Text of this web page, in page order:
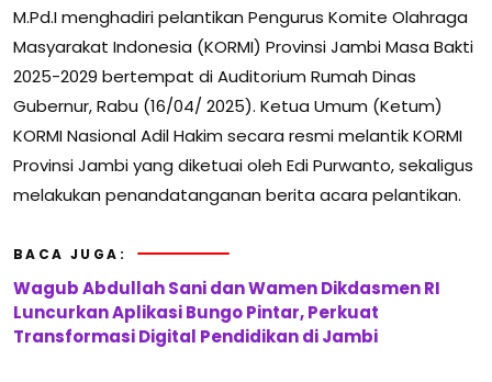
M.Pd.I menghadiri pelantikan Pengurus Komite Olahraga
Masyarakat Indonesia (KORMI) Provinsi Jambi Masa Bakti
2025-2029 bertempat di Auditorium Rumah Dinas
Gubernur, Rabu (16/04/ 2025). Ketua Umum (Ketum)
KORMI Nasional Adil Hakim secara resmi melantik KORMI
Provinsi Jambi yang diketuai oleh Edi Purwanto, sekaligus
melakukan penandatanganan berita acara pelantikan.
BACA JUGA:
Wagub Abdullah Sani dan Wamen Dikdasmen RI
Luncurkan Aplikasi Bungo Pintar, Perkuat
Transformasi Digital Pendidikan di Jambi